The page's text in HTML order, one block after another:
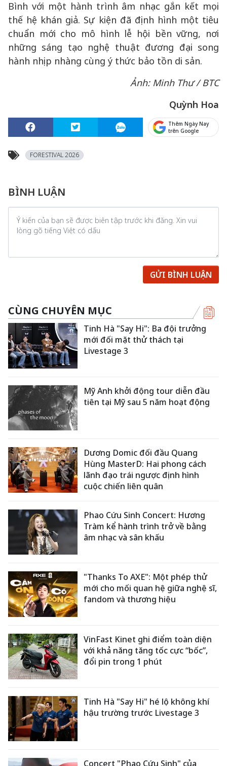
Bình với một hành trình âm nhạc gắn kết mọi
thế hệ khán giả. Sự kiện đã định hình một tiêu
chuẩn mới cho mô hình lễ hội bền vững, nơi
những sáng tạo nghệ thuật đương đại song
hành nhịp nhàng cùng ý thức bảo tồn di sản.
Ảnh: Minh Thư / BTC
Quỳnh Hoa
Thêm Ngày Nay
trên Google
FORESTIVAL 2026
BÌNH LUẬN
GỬI BÌNH LUẬN
CÙNG CHUYÊN MỤC
Tinh Hà "Say Hi": Ba đội trưởng
mới đối mặt thử thách tại
Livestage 3
Mỹ Anh khởi động tour diễn đầu
tiên tại Mỹ sau 5 năm hoạt động
Dương Domic đối đầu Quang
Hùng MasterD: Hai phong cách
lãnh đạo trái ngược định hình
cuộc chiến liên quân
Phao Cứu Sinh Concert: Hương
Tràm kể hành trình trở về bằng
âm nhạc và sân khấu
"Thanks To AXE": Một phép thử
mới cho mối quan hệ giữa nghệ sĩ,
fandom và thương hiệu
VinFast Kinet ghi điểm toàn diện
với khả năng tăng tốc cực “bốc”,
đổi pin trong 1 phút
Tinh Hà "Say Hi" hé lộ không khí
hậu trường trước Livestage 3
Concert "Phao Cứu Sinh" của